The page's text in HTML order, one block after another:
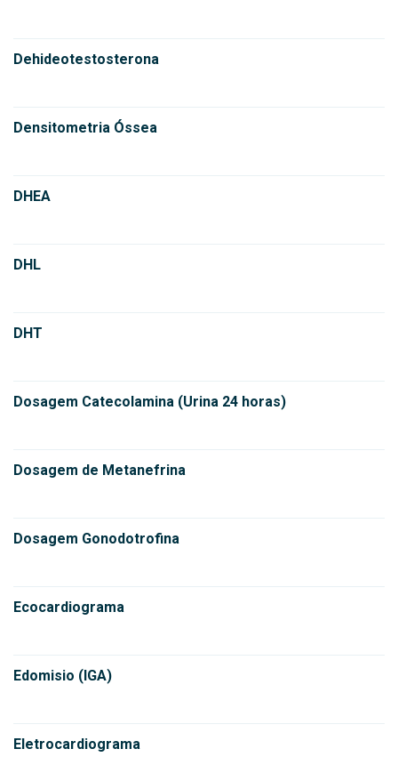
Dehideotestosterona
Densitometria Óssea
DHEA
DHL
DHT
Dosagem Catecolamina (Urina 24 horas)
Dosagem de Metanefrina
Dosagem Gonodotrofina
Ecocardiograma
Edomisio (IGA)
Eletrocardiograma